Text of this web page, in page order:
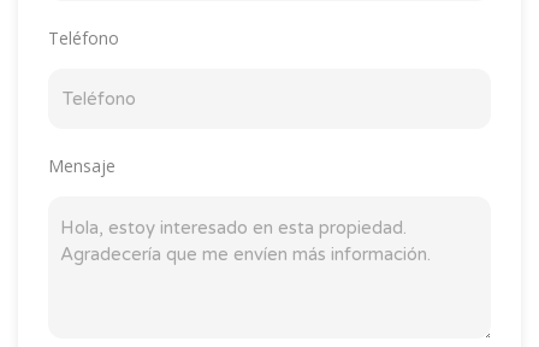
Teléfono
Mensaje